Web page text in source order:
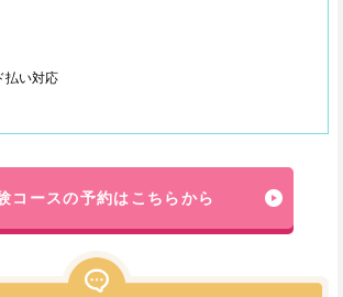
い対応
コースの予約はこちらから